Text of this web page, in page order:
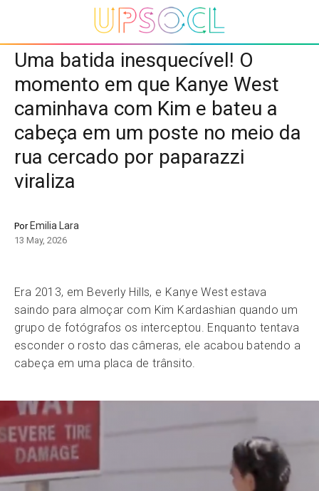
Uma batida inesquecível! O
momento em que Kanye West
caminhava com Kim e bateu a
cabeça em um poste no meio da
rua cercado por paparazzi
viraliza
Por Emilia Lara
13 May, 2026
Era 2013, em Beverly Hills, e Kanye West estava
saindo para almoçar com Kim Kardashian quando um
grupo de fotógrafos os interceptou. Enquanto tentava
esconder o rosto das câmeras, ele acabou batendo a
cabeça em uma placa de trânsito.